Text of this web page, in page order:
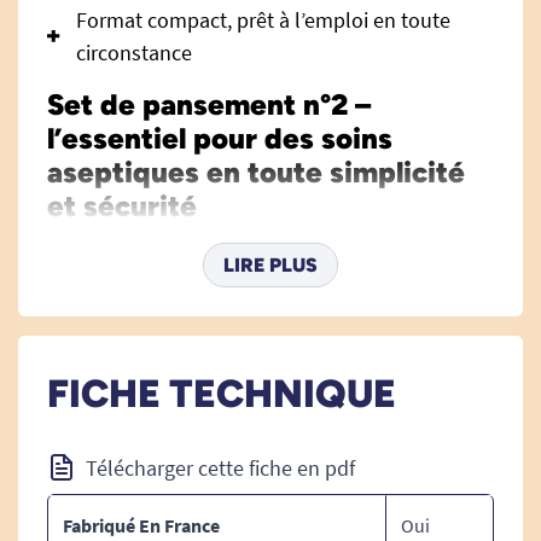
Format compact, prêt à l’emploi en toute
circonstance
Set de pansement n°2 –
l’essentiel pour des soins
aseptiques en toute simplicité
et sécurité
set de pansement n°2unitaire réunit tout le
nécessaire pour réaliser efficacement et
rapidement le soin ou le changement de
qu’en cabinet libéral ou pour des actes de soins
infirmiers à domicile. Conçu pour répondre aux
prévention des infections et l’optimisation du
temps médical, tout en apportant confort et
LIRE PLUS
FICHE TECHNIQUE
Télécharger cette fiche en pdf
Fabriqué En France Oui